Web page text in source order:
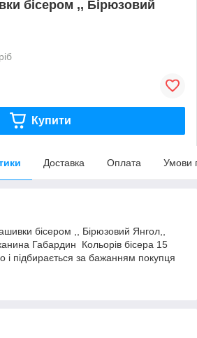
бісером ,, Бірюзовий
Купити
Доставка Оплата Умови
бісером ,, Бірюзовий Янгол,,
Габардин Кольорів бісера 15
і підбирається за бажанням покупця